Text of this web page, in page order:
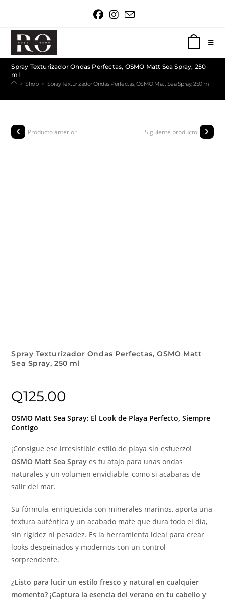
Spray Texturizador Ondas Perfectas, OSMO Matt Sea Spray, 250
ml
> Shop > Spray Texturizador Ondas Perfectas, OSMO Matt Sea Spray, 250 ml
Producto anterior Siguiente producto
Spray Texturizador Ondas Perfectas, OSMO Matt
Sea Spray, 250 ml
Q125.00
OSMO Matt Sea Spray: El Look de Playa Perfecto, Siempre
Contigo
¡Consigue ese irresistible estilo de playa sin esfuerzo!
OSMO Matt Sea Spray es tu atajo para unas ondas
naturales y un volumen envidiable, como si acabaras de
salir del mar.
Su fórmula, enriquecida con minerales marinos, aporta una
textura auténtica y un acabado mate que dura todo el día,
sin rigidez ni pesadez. Es la herramienta ideal para crear
looks despeinados y modernos con un control
sorprendente.
¿Listo para lucir un estilo fresco y natural en cualquier
momento? ¡Captura la esencia del verano en tu cabello y